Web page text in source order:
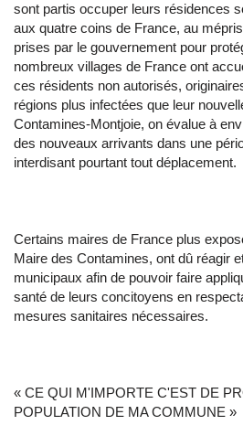
sont partis occuper leurs résidences
aux quatre coins de France, au
prises par le gouvernement pour
nombreux villages de France ont
ces résidents non autorisés,
régions plus infectées que leur
Contamines-Montjoie, on évalue à
des nouveaux arrivants dans une
interdisant pourtant tout déplacement.
Certains maires de France plus
Maire des Contamines, ont dû réagir
municipaux afin de pouvoir faire
santé de leurs concitoyens en
mesures sanitaires nécessaires.
« CE QUI M'IMPORTE C'EST DE
POPULATION DE MA COMMUNE »